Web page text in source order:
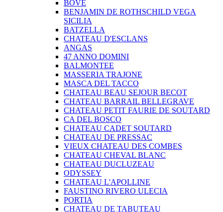
BOVE
BENJAMIN DE ROTHSCHILD VEGA
SICILIA
BATZELLA
CHATEAU D'ESCLANS
ANGAS
47 ANNO DOMINI
BALMONTEE
MASSERIA TRAJONE
MASCA DEL TACCO
CHATEAU BEAU SEJOUR BECOT
CHATEAU BARRAIL BELLEGRAVE
CHATEAU PETIT FAURIE DE SOUTARD
CA DEL BOSCO
CHATEAU CADET SOUTARD
CHATEAU DE PRESSAC
VIEUX CHATEAU DES COMBES
CHATEAU CHEVAL BLANC
CHATEAU DUCLUZEAU
ODYSSEY
CHATEAU L'APOLLINE
FAUSTINO RIVERO ULECIA
PORTIA
CHATEAU DE TABUTEAU